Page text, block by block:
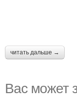
читать дальше →
Вас может